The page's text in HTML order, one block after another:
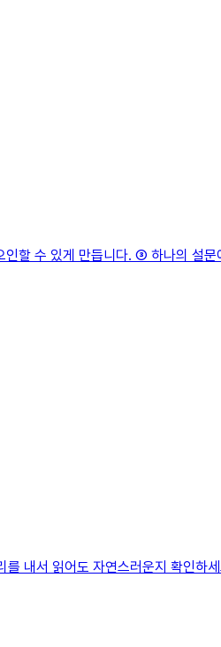
할 수 있게 만듭니다. ③ 하나의 설
내서 읽어도 자연스러운지 확인하